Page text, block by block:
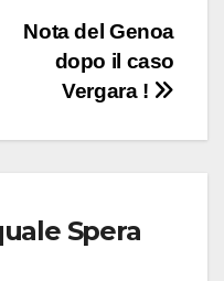
Nota del Genoa
dopo il caso
Vergara !
Spera